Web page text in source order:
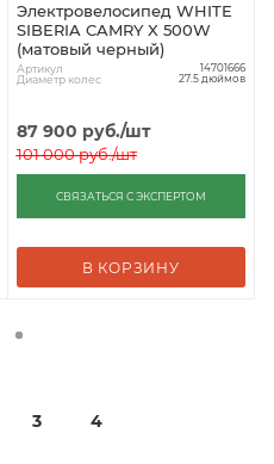
Электровелосипед WHITE
SIBERIA CAMRY X 500W
(матовый черный)
Артикул 14701666
Диаметр колес 27.5 дюймов
87 900 руб./шт
101 000руб./шт
СВЯЗАТЬСЯ С ЭКСПЕРТОМ
В КОРЗИНУ
3 4